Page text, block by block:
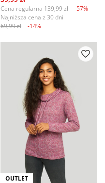
Cena regularna 139,99 zł
-57%
Najniższa cena z 30 dni
69,99 zł
-14%
OUTLET